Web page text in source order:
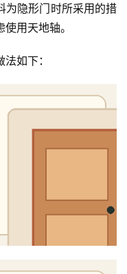
为隐形门时所采用的措
用天地轴。
如下：